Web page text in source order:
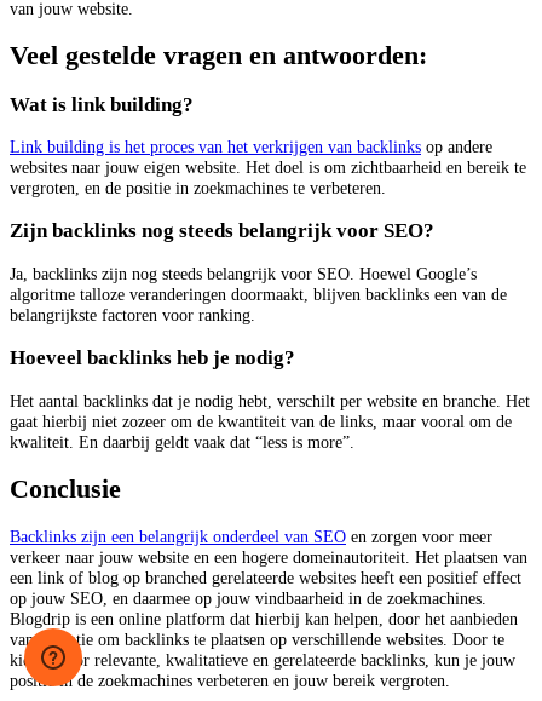
van jouw website.
Veel gestelde vragen en antwoorden:
Wat is link building?
Link building is het proces van het verkrijgen van backlinks op andere
websites naar jouw eigen website. Het doel is om zichtbaarheid en bereik te
vergroten, en de positie in zoekmachines te verbeteren.
Zijn backlinks nog steeds belangrijk voor SEO?
Ja, backlinks zijn nog steeds belangrijk voor SEO. Hoewel Google’s
algoritme talloze veranderingen doormaakt, blijven backlinks een van de
belangrijkste factoren voor ranking.
Hoeveel backlinks heb je nodig?
Het aantal backlinks dat je nodig hebt, verschilt per website en branche. Het
gaat hierbij niet zozeer om de kwantiteit van de links, maar vooral om de
kwaliteit. En daarbij geldt vaak dat “less is more”.
Conclusie
Backlinks zijn een belangrijk onderdeel van SEO en zorgen voor meer
verkeer naar jouw website en een hogere domeinautoriteit. Het plaatsen van
een link of blog op branched gerelateerde websites heeft een positief effect
op jouw SEO, en daarmee op jouw vindbaarheid in de zoekmachines.
Blogdrip is een online platform dat hierbij kan helpen, door het aanbieden
van de optie om backlinks te plaatsen op verschillende websites. Door te
kiezen voor relevante, kwalitatieve en gerelateerde backlinks, kun je jouw
positie in de zoekmachines verbeteren en jouw bereik vergroten.